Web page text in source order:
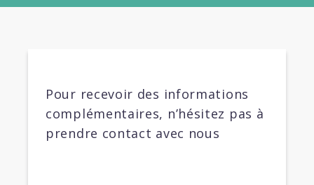
Pour recevoir des informations
complémentaires, n’hésitez pas à
prendre contact avec nous